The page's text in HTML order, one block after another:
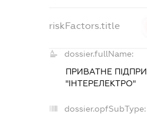
riskFactors.title
dossier.fullName:
ПРИВАТНЕ
"ІНТЕРЕЛЕКТРО"
dossier.opfSubType: